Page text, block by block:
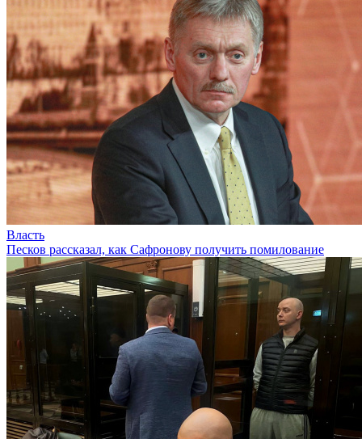
Власть
Песков рассказал, как Сафронову получить помилование